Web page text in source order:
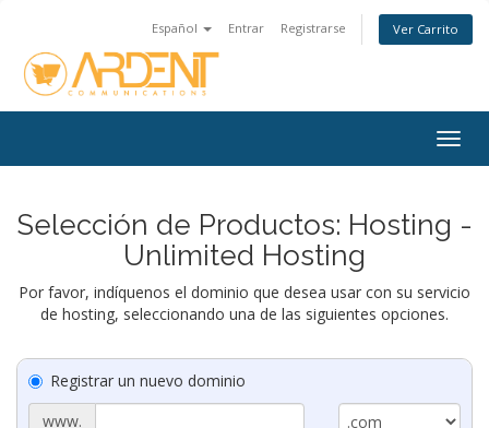
Español Entrar Registrarse Ver Carrito
Selección de Productos: Hosting -
Unlimited Hosting
Por favor, indíquenos el dominio que desea usar con su servicio
de hosting, seleccionando una de las siguientes opciones.
Registrar un nuevo dominio
www.